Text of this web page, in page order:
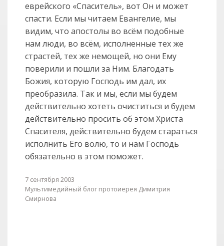
еврейского «Спаситель», вот Он и может
спасти. Если мы читаем Евангелие, мы
видим, что апостолы во всём подобные
нам люди, во всём, исполненные тех же
страстей, тех же немощей, но они Ему
поверили и пошли за Ним. Благодать
Божия, которую Господь им дал, их
преобразила. Так и мы, если мы будем
действительно хотеть очиститься и будем
действительно просить об этом Христа
Спасителя, действительно будем стараться
исполнить Его волю, то и нам Господь
обязательно в этом поможет.
7 сентября 2003
Мультимедийный блог протоиерея Димитрия
Смирнова